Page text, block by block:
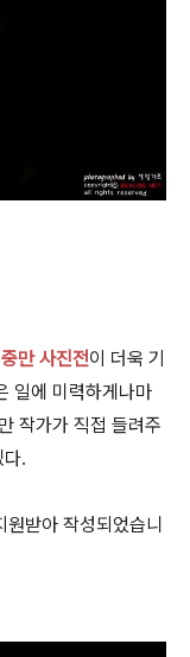
만 사진전이 더욱 기
일에 미력하게나마
작가가 직접 들려주
.
받아 작성되었습니